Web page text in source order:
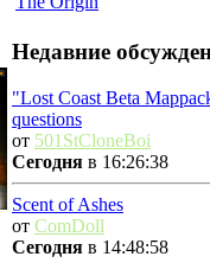
Недавние
"Lost Coast Beta
questions
от 501StCloneBoi
Сегодня в 16:26:38
Scent of Ashes
от ComDoll
Сегодня в 14:48:58